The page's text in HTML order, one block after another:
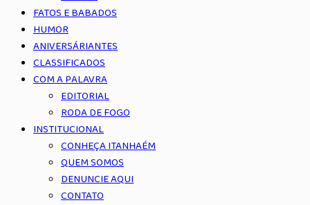
FATOS E BABADOS
HUMOR
ANIVERSÁRIANTES
CLASSIFICADOS
COM A PALAVRA
EDITORIAL
RODA DE FOGO
INSTITUCIONAL
CONHEÇA ITANHAÉM
QUEM SOMOS
DENUNCIE AQUI
CONTATO